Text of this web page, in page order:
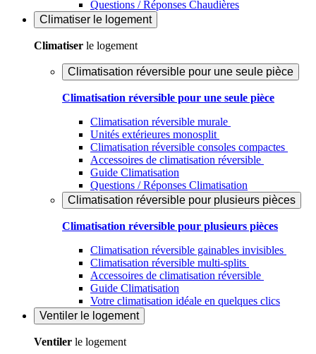
Questions / Réponses Chaudières
Climatiser le logement
Climatiser le logement
Climatisation réversible pour une seule pièce
Climatisation réversible pour une seule pièce
Climatisation réversible murale
Unités extérieures monosplit
Climatisation réversible consoles compactes
Accessoires de climatisation réversible
Guide Climatisation
Questions / Réponses Climatisation
Climatisation réversible pour plusieurs pièces
Climatisation réversible pour plusieurs pièces
Climatisation réversible gainables invisibles
Climatisation réversible multi-splits
Accessoires de climatisation réversible
Guide Climatisation
Votre climatisation idéale en quelques clics
Ventiler le logement
Ventiler le logement